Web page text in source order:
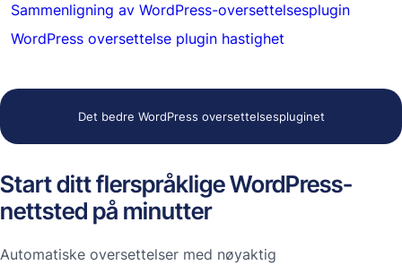
Sammenligning av WordPress-oversettelsesplugin
WordPress oversettelse plugin hastighet
Det bedre WordPress oversettelsespluginet
Start ditt flerspråklige WordPress-
nettsted på minutter
Automatiske oversettelser med nøyaktig